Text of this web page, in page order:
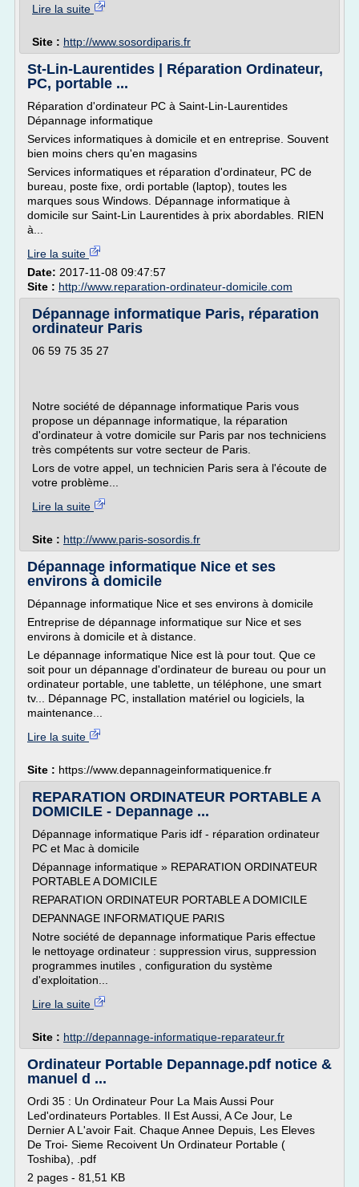
Lire la suite
Site : http://www.sosordiparis.fr
St-Lin-Laurentides | Réparation Ordinateur,
PC, portable ...
Réparation d'ordinateur PC à Saint-Lin-Laurentides
Dépannage informatique
Services informatiques à domicile et en entreprise. Souvent
bien moins chers qu'en magasins
Services informatiques et réparation d'ordinateur, PC de
bureau, poste fixe, ordi portable (laptop), toutes les
marques sous Windows. Dépannage informatique à
domicile sur Saint-Lin Laurentides à prix abordables. RIEN
à...
Lire la suite
Date: 2017-11-08 09:47:57
Site : http://www.reparation-ordinateur-domicile.com
Dépannage informatique Paris, réparation
ordinateur Paris
06 59 75 35 27
Notre société de dépannage informatique Paris vous
propose un dépannage informatique, la réparation
d'ordinateur à votre domicile sur Paris par nos techniciens
très compétents sur votre secteur de Paris.
Lors de votre appel, un technicien Paris sera à l'écoute de
votre problème...
Lire la suite
Site : http://www.paris-sosordis.fr
Dépannage informatique Nice et ses
environs à domicile
Dépannage informatique Nice et ses environs à domicile
Entreprise de dépannage informatique sur Nice et ses
environs à domicile et à distance.
Le dépannage informatique Nice est là pour tout. Que ce
soit pour un dépannage d'ordinateur de bureau ou pour un
ordinateur portable, une tablette, un téléphone, une smart
tv... Dépannage PC, installation matériel ou logiciels, la
maintenance...
Lire la suite
Site : https://www.depannageinformatiquenice.fr
REPARATION ORDINATEUR PORTABLE A
DOMICILE - Depannage ...
Dépannage informatique Paris idf - réparation ordinateur
PC et Mac à domicile
Dépannage informatique » REPARATION ORDINATEUR
PORTABLE A DOMICILE
REPARATION ORDINATEUR PORTABLE A DOMICILE
DEPANNAGE INFORMATIQUE PARIS
Notre société de depannage informatique Paris effectue
le nettoyage ordinateur : suppression virus, suppression
programmes inutiles , configuration du système
d'exploitation...
Lire la suite
Site : http://depannage-informatique-reparateur.fr
Ordinateur Portable Depannage.pdf notice &
manuel d ...
Ordi 35 : Un Ordinateur Pour La Mais Aussi Pour
Led'ordinateurs Portables. Il Est Aussi, A Ce Jour, Le
Dernier A L'avoir Fait. Chaque Annee Depuis, Les Eleves
De Troi- Sieme Recoivent Un Ordinateur Portable (
Toshiba), .pdf
2 pages - 81,51 KB